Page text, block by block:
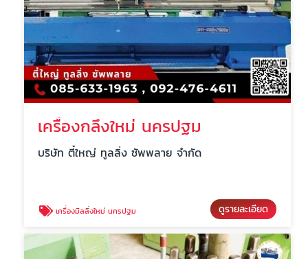
เครื่องกลึงใหม่ นครปฐม
บริษัท ตี๋ใหญ่ ทูลลิ่ง ซัพพลาย จำกัด
เครื่องมิลลิ่งใหม่ นครปฐม ดูรายละเอียด